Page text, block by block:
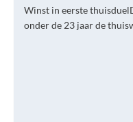
Winst in eerste
onder de 23 jaar de